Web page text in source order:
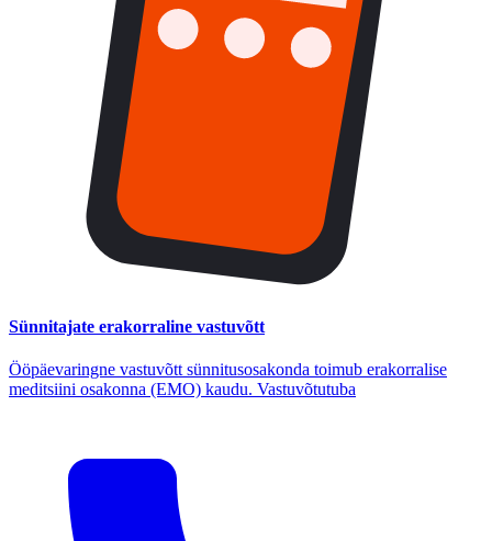
Sünnitajate erakorraline vastuvõtt
Ööpäevaringne vastuvõtt sünnitusosakonda toimub erakorralise
meditsiini osakonna (EMO) kaudu. Vastuvõtutuba